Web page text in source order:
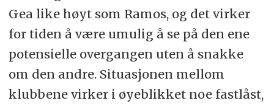
Gea like høyt som Ramos, og det virker
for tiden å være umulig å se på den ene
potensielle overgangen uten å snakke
om den andre. Situasjonen mellom
klubbene virker i øyeblikket noe fastlåst,